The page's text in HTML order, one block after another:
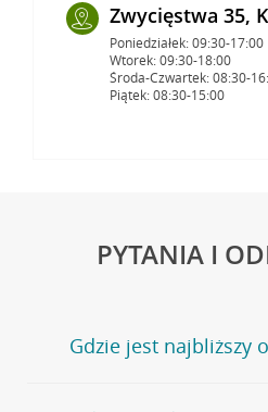
Zwycięstwa 35,
Poniedziałek: 09:30-17:00
Wtorek: 09:30-18:00
Środa-Czwartek: 08:30-
Piątek: 08:30-15:00
PYTANIA I
Gdzie jest najbliższy